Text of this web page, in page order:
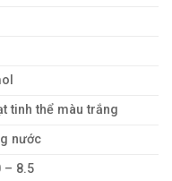
tinh thể màu trắng
nước
– 8.5